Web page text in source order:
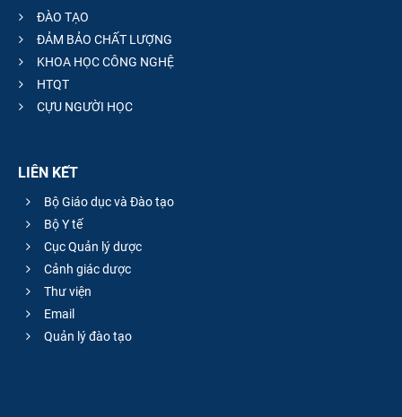
ĐÀO TẠO
ĐẢM BẢO CHẤT LƯỢNG
KHOA HỌC CÔNG NGHỆ
HTQT
CỰU NGƯỜI HỌC
LIÊN KẾT
Bộ Giáo dục và Đào tạo
Bộ Y tế
Cục Quản lý dược
Cảnh giác dược
Thư viện
Email
Quản lý đào tạo